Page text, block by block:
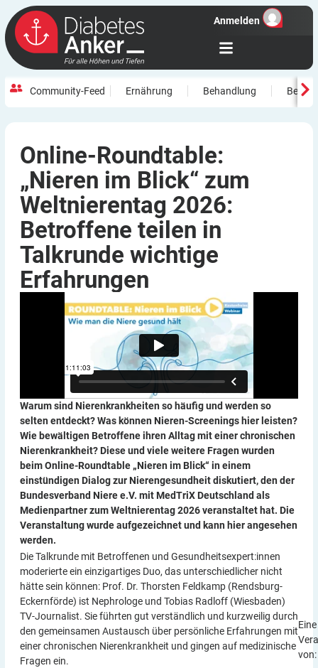
Anmelden
Community-Feed Ernährung Behandlung
Online-Roundtable:
„Nieren im Blick“ zum
Weltnierentag 2026:
Betroffene teilen in
Talkrunde wichtige
Erfahrungen
Warum sind Nierenkrankheiten so häufig und werden so
selten entdeckt? Was können Nieren-Screenings hier leisten?
Wie bewältigen Betroffene ihren Alltag mit einer chronischen
Nierenkrankheit? Diese und viele weitere Fragen wurden
beim Online-Roundtable „Nieren im Blick“ in einem
einstündigen Dialog zur Nierengesundheit diskutiert, den der
Bundesverband Niere e.V. mit MedTriX Deutschland als
Medienpartner zum Weltnierentag 2026 veranstaltet hat. Die
Veranstaltung wurde aufgezeichnet und kann hier angesehen
werden.
Die Talkrunde mit Betroffenen und Gesundheitsexpert:innen
moderierte ein einzigartiges Duo, das unterschiedlicher nicht
hätte sein können: Prof. Dr. Thorsten Feldkamp (Rendsburg-
Eckernförde) ist Nephrologe und Tobias Radloff (Wiesbaden)
TV-Journalist. Sie führten gut verständlich und kurzweilig durch
den gemeinsamen Austausch über persönliche Erfahrungen mit
einer chronischen Nierenkrankheit und gingen auf medizinische
Fragen ein.
Eine
von: